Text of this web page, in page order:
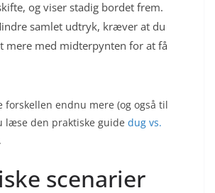
og viser stadig bordet frem.
samlet udtryk, kræver at du
mere med midterpynten for at få
forskellen endnu mere (og også til
læse den praktiske guide dug vs.
.
scenarier